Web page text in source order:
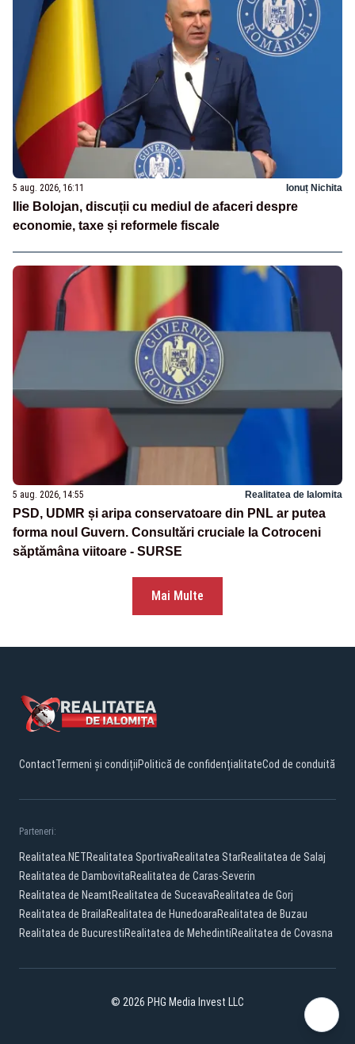
5 aug. 2026, 16:11 Ionuț Nichita
Ilie Bolojan, discuții cu mediul de afaceri despre
economie, taxe și reformele fiscale
5 aug. 2026, 14:55 Realitatea de Ialomita
PSD, UDMR și aripa conservatoare din PNL ar putea
forma noul Guvern. Consultări cruciale la Cotroceni
săptămâna viitoare - SURSE
Mai Multe
ContactTermeni și condițiiPolitică de confidențialitateCod de conduită
Parteneri:
Realitatea.NETRealitatea SportivaRealitatea StarRealitatea de Salaj
Realitatea de DambovitaRealitatea de Caras-Severin
Realitatea de NeamtRealitatea de SuceavaRealitatea de Gorj
Realitatea de BrailaRealitatea de HunedoaraRealitatea de Buzau
Realitatea de BucurestiRealitatea de MehedintiRealitatea de Covasna
© 2026 PHG Media Invest LLC